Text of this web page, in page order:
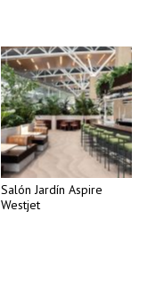
Salón Jardín Aspire
Westjet